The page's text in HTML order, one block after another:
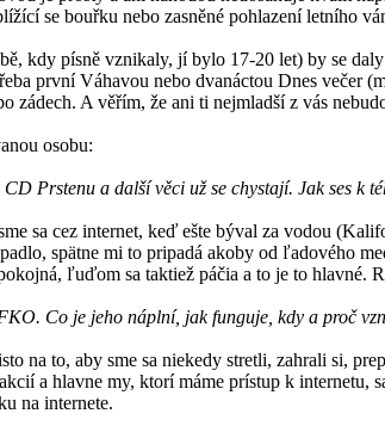
se bouřku nebo zasněné pohlazení letního
kdy písně vznikaly, jí bylo 17-20 let) by se
první Váhavou nebo dvanáctou Dnes večer
zádech. A věřím, že ani ti nejmladší z vás
osobu:
Prstenu a další věci už se chystají. Jak ses k
sa cez internet, keď ešte býval za vodou
spätne mi to pripadá akoby od ľadového
ľuďom sa taktiež páčia a to je to hlavné.
Co je jeho náplní, jak funguje, kdy a proč
na to, aby sme sa niekedy stretli, zahrali si,
a hlavne my, ktorí máme prístup k internetu,
na internete.